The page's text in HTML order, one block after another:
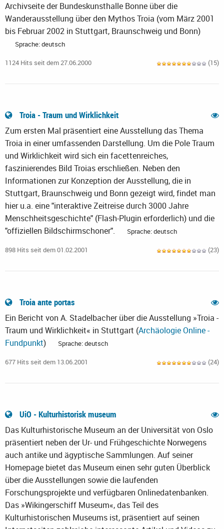
Archivseite der Bundeskunsthalle Bonne über die
Wanderausstellung über den Mythos Troia (vom März 2001
bis Februar 2002 in Stuttgart, Braunschweig und Bonn)
Sprache: deutsch
1124 Hits seit dem 27.06.2000 (15)
Troia - Traum und Wirklichkeit
Zum ersten Mal präsentiert eine Ausstellung das Thema
Troia in einer umfassenden Darstellung. Um die Pole Traum
und Wirklichkeit wird sich ein facettenreiches,
faszinierendes Bild Troias erschließen. Neben den
Informationen zur Konzeption der Ausstellung, die in
Stuttgart, Braunschweig und Bonn gezeigt wird, findet man
hier u.a. eine "interaktive Zeitreise durch 3000 Jahre
Menschheitsgeschichte" (Flash-Plugin erforderlich) und die
"offiziellen Bildschirmschoner".
Sprache: deutsch
898 Hits seit dem 01.02.2001 (23)
Troia ante portas
Ein Bericht von A. Stadelbacher über die Ausstellung »Troia -
Traum und Wirklichkeit« in Stuttgart (Archäologie Online -
Fundpunkt) Sprache: deutsch
677 Hits seit dem 13.06.2001 (24)
UiO - Kulturhistorisk museum
Das Kulturhistorische Museum an der Universität von Oslo
präsentiert neben der Ur- und Frühgeschichte Norwegens
auch antike und ägyptische Sammlungen. Auf seiner
Homepage bietet das Museum einen sehr guten Überblick
über die Ausstellungen sowie die laufenden
Forschungsprojekte und verfügbaren Onlinedatenbanken.
Das »Wikingerschiff Museum«, das Teil des
Kulturhistorischen Museums ist, präsentiert auf seinen